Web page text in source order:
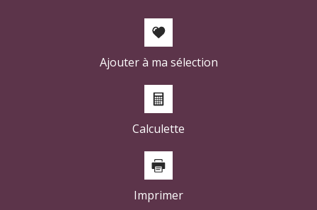
Familles avec 3 enfants
Ajouter à ma sélection
Calculette
Imprimer